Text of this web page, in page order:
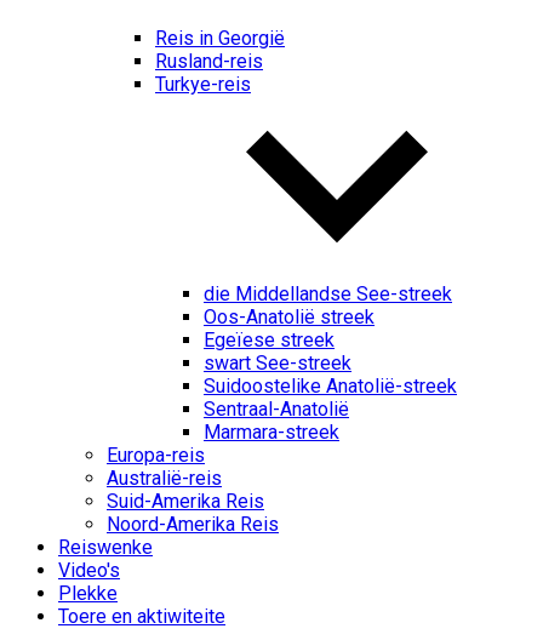
Reis in Georgië
Rusland-reis
Turkye-reis
die Middellandse See-streek
Oos-Anatolië streek
Egeïese streek
swart See-streek
Suidoostelike Anatolië-streek
Sentraal-Anatolië
Marmara-streek
Europa-reis
Australië-reis
Suid-Amerika Reis
Noord-Amerika Reis
Reiswenke
Video's
Plekke
Toere en aktiwiteite